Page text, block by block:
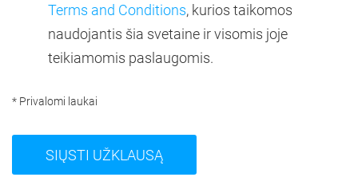
Terms and Conditions, kurios taikomos
naudojantis šia svetaine ir visomis joje
teikiamomis paslaugomis.
* Privalomi laukai